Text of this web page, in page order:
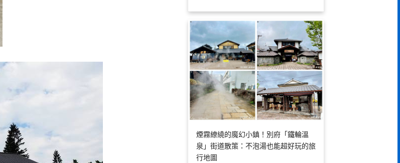
煙霧繚繞的魔幻小鎮！別府「鐵輪溫
泉」街道散策：不泡湯也能超好玩的旅
行地圖